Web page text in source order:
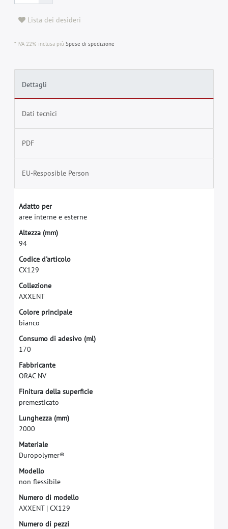
Lista dei desideri
* IVA 22% inclusa più Spese di spedizione
Dettagli
Dati tecnici
PDF
EU-Resposible Person
Adatto per
aree interne e esterne
Altezza (mm)
94
Codice d'articolo
CX129
Collezione
AXXENT
Colore principale
bianco
Consumo di adesivo (ml)
170
Fabbricante
ORAC NV
Finitura della superfcie
premesticato
Lunghezza (mm)
2000
Materiale
Duropolymer®
Modello
non fessibile
Numero di modello
AXXENT | CX129
Numero di pezzi